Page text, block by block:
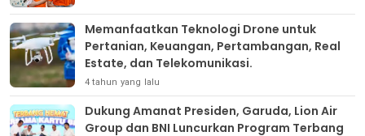
Memanfaatkan Teknologi Drone untuk
Pertanian, Keuangan, Pertambangan, Real
Estate, dan Telekomunikasi.
4 tahun yang lalu
Dukung Amanat Presiden, Garuda, Lion Air
Group dan BNI Luncurkan Program Terbang